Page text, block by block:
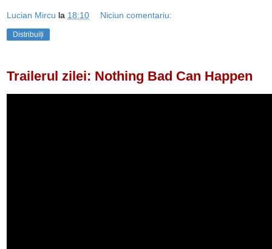
Lucian Mircu la 18:10 Niciun comentariu:
Distribuiți
Trailerul zilei: Nothing Bad Can Happen